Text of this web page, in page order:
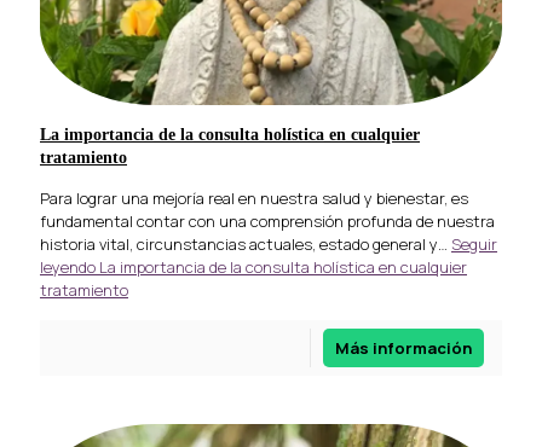
La importancia de la consulta holística en cualquier
tratamiento
Para lograr una mejoría real en nuestra salud y bienestar, es
fundamental contar con una comprensión profunda de nuestra
historia vital, circunstancias actuales, estado general y… Seguir
leyendo La importancia de la consulta holística en cualquier
tratamiento
Más información